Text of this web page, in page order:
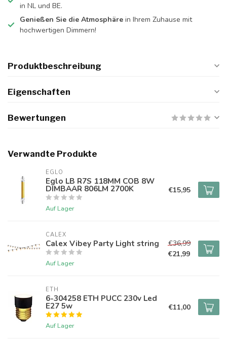
in NL und BE.
Genießen Sie die Atmosphäre in Ihrem Zuhause mit
hochwertigen Dimmern!
Produktbeschreibung
Eigenschaften
Bewertungen
Verwandte Produkte
EGLO
Eglo LB R7S 118MM COB 8W
DIMBAAR 806LM 2700K
Auf Lager
€15,95
CALEX
Calex Vibey Party Light string
Auf Lager
€36,99
€21,99
ETH
6-304258 ETH PUCC 230v Led
E27 5w
Auf Lager
€11,00